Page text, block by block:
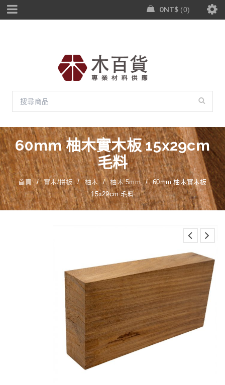
0NT$ 0
60mm 柚木實木板 15x29cm
毛料
首頁 / 實木/拼板 / 柚木 / 柚木 5mm /
60mm 柚木實木板
15x29cm 毛料